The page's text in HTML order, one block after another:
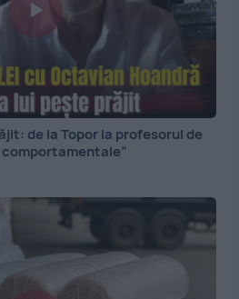
de la Topor la profesorul de